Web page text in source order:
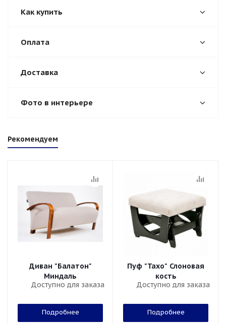
Как купить
Оплата
Доставка
Фото в интерьере
Рекомендуем
Диван "Балатон"
Миндаль
Доступно для заказа
Подробнее
Пуф "Тахо" Слоновая
кость
Доступно для заказа
Подробнее